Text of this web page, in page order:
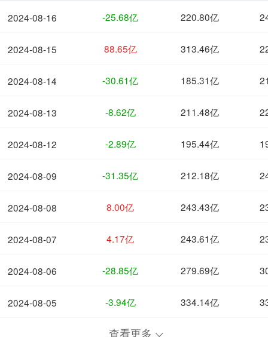
2024-08-16
2024-08-15
2024-08-14
2024-08-13
2024-08-12
2024-08-09
2024-08-08
2024-08-07
2024-08-06
2024-08-05
-25.68亿 220.80亿
88.65亿 313.46亿
-30.61亿 185.31亿
-8.62亿 211.48亿
-2.89亿 195.44亿
-31.35亿 212.18亿
8.00亿 243.43亿
4.17亿 243.61亿
-28.85亿 279.69亿
-3.94亿 334.14亿
查看更多